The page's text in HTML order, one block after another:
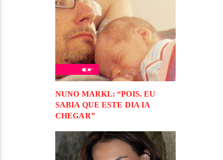
NUNO MARKL: “POIS. EU
SABIA QUE ESTE DIA IA
CHEGAR”